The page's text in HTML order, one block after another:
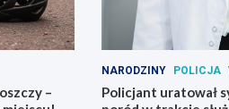
–
NARODZINY POLICJA
Policjant uratował